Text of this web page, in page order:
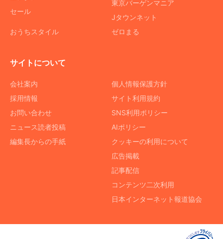
セール
おうちスタイル
東京バーゲンマニア
Jタウンネット
ゼロまる
サイトについて
会社案内
採用情報
お問い合わせ
ニュース読者投稿
編集長からの手紙
個人情報保護方針
サイト利用規約
SNS利用ポリシー
AIポリシー
クッキーの利用について
広告掲載
記事配信
コンテンツ二次利用
日本インターネット報道協会